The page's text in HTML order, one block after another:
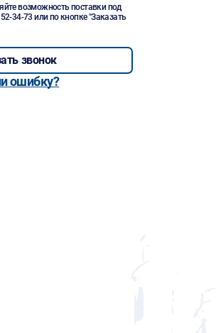
возможность поставки под
34-73 или по кнопке "Заказать
звонок
ошибку?